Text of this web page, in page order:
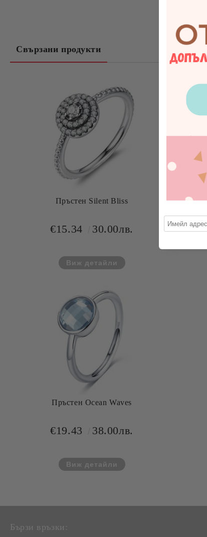
Свързани продукти
Пръстен Silent Bliss
€15.34 30.00лв.
Виж детайли
Пръстен Ocean Waves
€19.43 38.00лв.
Виж детайли
Бързи връзки: